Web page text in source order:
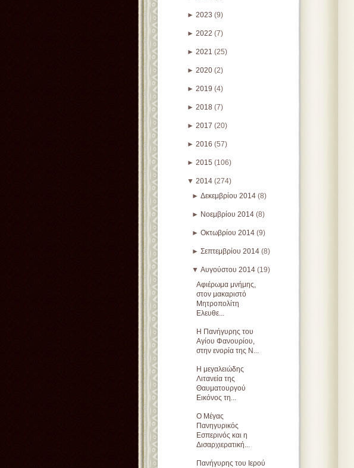
► 2023 (9)
► 2022 (7)
► 2021 (25)
► 2020 (2)
► 2019 (4)
► 2018 (7)
► 2017 (20)
► 2016 (57)
► 2015 (106)
▼ 2014 (274)
► Δεκεμβρίου 2014 (8)
► Νοεμβρίου 2014 (8)
► Οκτωβρίου 2014 (9)
► Σεπτεμβρίου 2014 (8)
▼ Αυγούστου 2014 (19)
Αφιέρωμα μνήμης,
στον μακαριστό
Μητροπολίτη
Ελευθε...
Η Πανήγυρης του
Αγίου Φανουρίου,
στην ενορία της Ν...
Η μεγαλειώδης
Λιτανεία της
Θαυματουργού
Εικόνος τη...
Ο Μέγας
Πανηγυρικός
Εσπερινός και η
Δισαρχιερατική...
Πανήγυρης του Ιερού